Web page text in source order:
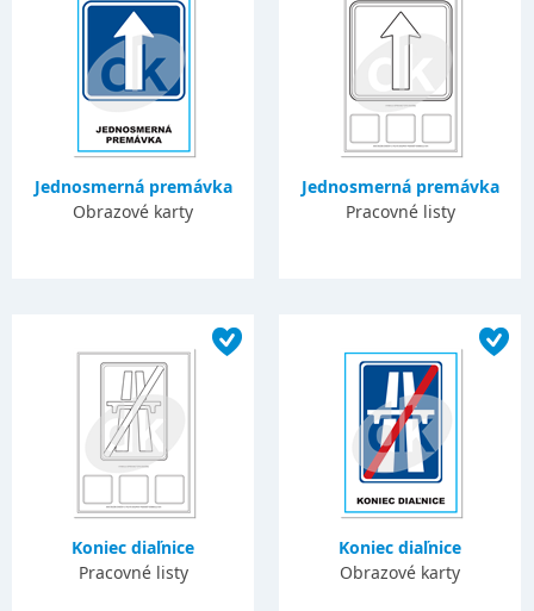
Jednosmerná premávka
Obrazové karty
Jednosmerná premávka
Pracovné listy
Koniec diaľnice
Pracovné listy
Koniec diaľnice
Obrazové karty